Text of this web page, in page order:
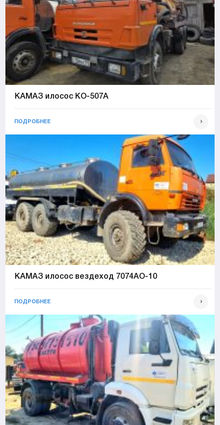
КАМАЗ илосос КО-507А
ПОДРОБНЕЕ
КАМАЗ илосос вездеход 7074АО-10
ПОДРОБНЕЕ